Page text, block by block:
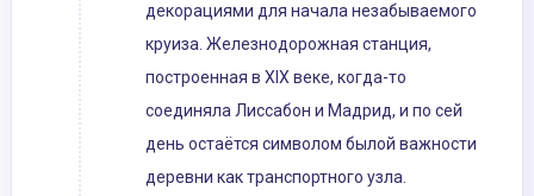
декорациями для начала незабываемого
круиза. Железнодорожная станция,
построенная в XIX веке, когда-то
соединяла Лиссабон и Мадрид, и по сей
день остаётся символом былой важности
деревни как транспортного узла.